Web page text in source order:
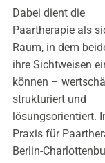
Dabei dient die
Paartherapie als
Raum, in dem
ihre Sichtweisen
können –
strukturiert und
lösungsorientiert.
Praxis für
Berlin-